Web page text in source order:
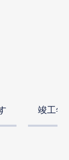
竣工年